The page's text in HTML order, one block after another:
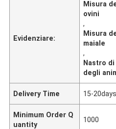
Evidenziare:
Misura
ovini
,
Misura
maiale
,
Nastro
degli
Delivery Time 15-20days
Minimum Order Q
uantity
1000